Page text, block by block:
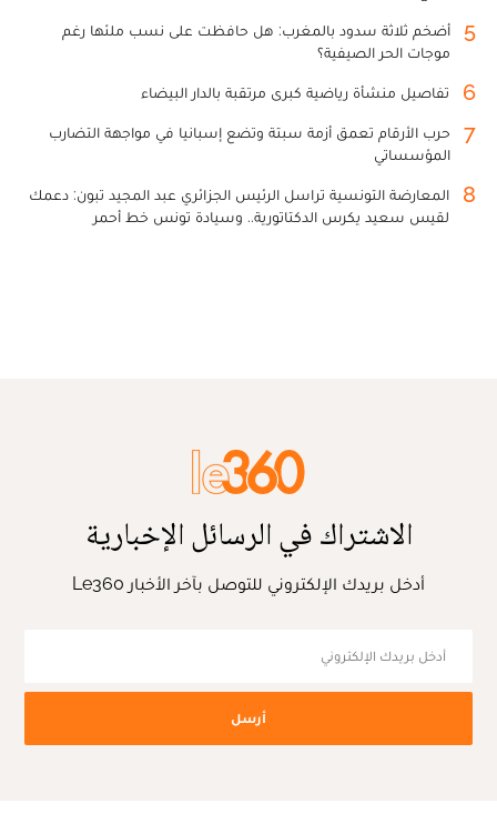
5
أضخم ثلاثة سدود بالمغرب: هل حافظت على نسب ملئها رغم
موجات الحر الصيفية؟
6 تفاصيل منشأة رياضية كبرى مرتقبة بالدار البيضاء
7
حرب الأرقام تعمق أزمة سبتة وتضع إسبانيا في مواجهة التضارب
المؤسساتي
8
المعارضة التونسية تراسل الرئيس الجزائري عبد المجيد تبون: دعمك
لقيس سعيد يكرس الدكتاتورية.. وسيادة تونس خط أحمر
الاشتراك في الرسائل الإخبارية
أدخل بريدك الإلكتروني للتوصل بآخر الأخبار Le360
أرسل